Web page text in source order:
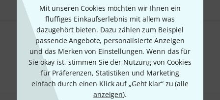
Mit unseren Cookies möchten wir Ihnen ein
fluffiges Einkaufserlebnis mit allem was
dazugehört bieten. Dazu zählen zum Beispiel
passende Angebote, personalisierte Anzeigen
und das Merken von Einstellungen. Wenn das für
Sie okay ist, stimmen Sie der Nutzung von Cookies
für Präferenzen, Statistiken und Marketing
einfach durch einen Klick auf „Geht klar“ zu (alle
anzeigen).
Gefällt Ihnen, was Sie sehen?
Teilen Hilfe & Feedback